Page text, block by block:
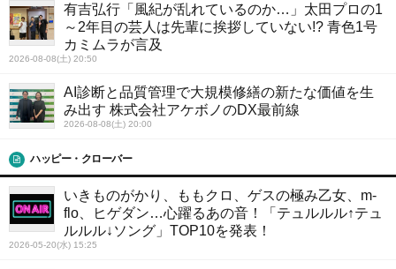
有吉弘行「風紀が乱れているのか…」太田プロの1
～2年目の芸人は先輩に挨拶していない!? 青色1号
カミムラが言及
2026-08-08(土) 20:50
AI診断と品質管理で大規模修繕の新たな価値を生
み出す 株式会社アケボノのDX最前線
2026-08-08(土) 20:00
ハッピー・クローバー
いきものがかり、ももクロ、ゲスの極み乙女、m-
flo、ヒゲダン…心躍るあの音！「テュルルル↑テュ
ルルル↓ソング」TOP10を発表！
2026-05-20(水) 15:25